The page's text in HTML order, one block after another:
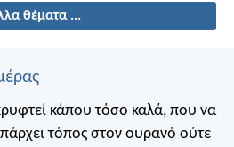
θέματα ...
κάπου τόσο καλά, που να
τόπος στον ουρανό ούτε